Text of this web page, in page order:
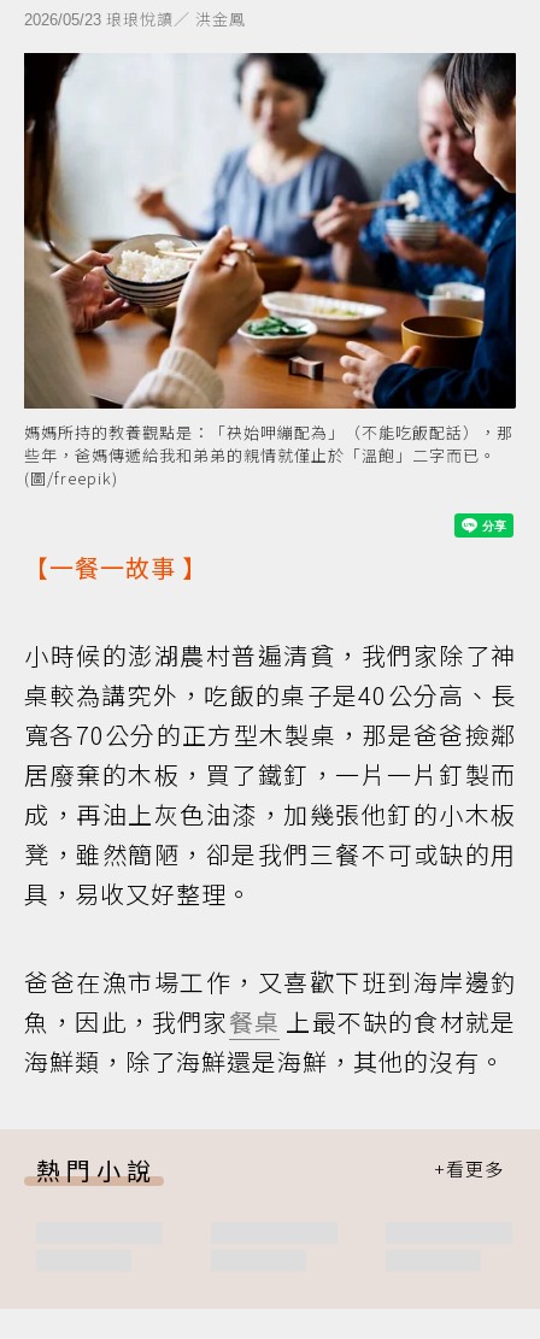
2026/05/23 琅琅悅讀／ 洪金鳳
媽媽所持的教養觀點是：「袂始呷繃配為」（不能吃飯配話），那
些年，爸媽傳遞給我和弟弟的親情就僅止於「溫飽」二字而已。
(圖/freepik)
【一餐一故事 】
小時候的澎湖農村普遍清貧，我們家除了神
桌較為講究外，吃飯的桌子是40公分高、長
寬各70公分的正方型木製桌，那是爸爸撿鄰
居廢棄的木板，買了鐵釘，一片一片釘製而
成，再油上灰色油漆，加幾張他釘的小木板
凳，雖然簡陋，卻是我們三餐不可或缺的用
具，易收又好整理。
爸爸在漁市場工作，又喜歡下班到海岸邊釣
魚，因此，我們家餐桌 上最不缺的食材就是
海鮮類，除了海鮮還是海鮮，其他的沒有。
熱門小說